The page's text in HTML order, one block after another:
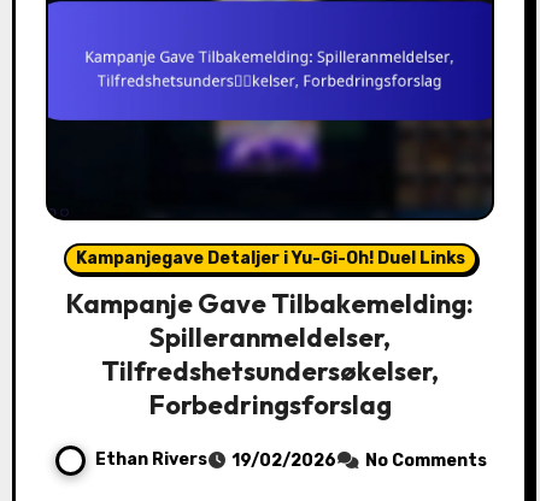
Kampanjegave Detaljer i Yu-Gi-Oh! Duel Links
Kampanje Gave Tilbakemelding:
Spilleranmeldelser,
Tilfredshetsundersøkelser,
Forbedringsforslag
Ethan Rivers 19/02/2026 No Comments